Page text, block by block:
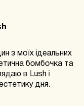
з моїх ідеальних
бомбочка та
в Lush і
дня.